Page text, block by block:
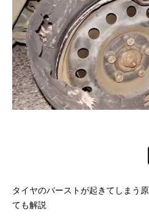
タイヤのバーストが起きてしまう
ても解説